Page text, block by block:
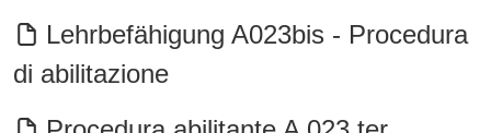
Lehrbefähigung A023bis - Procedura
di abilitazione